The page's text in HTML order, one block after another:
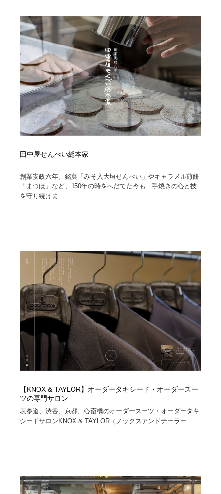
田中屋せんべい総本家
創業安政六年。銘菓「みそ入大垣せんべい」やキャラメル煎餅
「まつほ」など、150年の時をへだてた今も、手焼きの心と技
を守り続けま...
【KNOX & TAYLOR】オーダータキシード・オーダースー
ツの専門サロン
表参道、渋谷、京都、心斎橋のオーダースーツ・オーダータキ
シードサロンKNOX & TAYLOR（ノックスアンドテーラー...